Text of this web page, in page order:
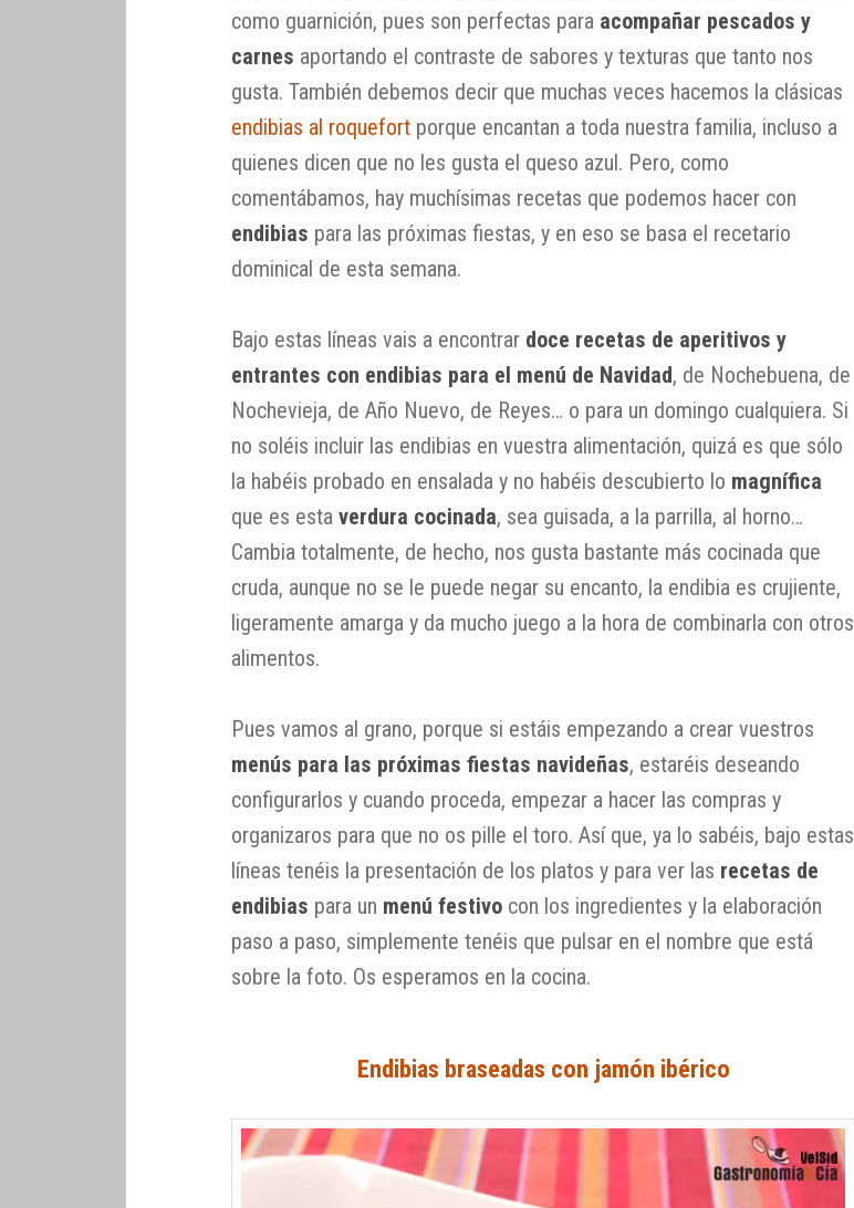
como guarnición, pues son perfectas para acompañar pescados y
carnes aportando el contraste de sabores y texturas que tanto nos
gusta. También debemos decir que muchas veces hacemos la clásicas
endibias al roquefort porque encantan a toda nuestra familia, incluso a
quienes dicen que no les gusta el queso azul. Pero, como
comentábamos, hay muchísimas recetas que podemos hacer con
endibias para las próximas fiestas, y en eso se basa el recetario
dominical de esta semana.
Bajo estas líneas vais a encontrar doce recetas de aperitivos y
entrantes con endibias para el menú de Navidad, de Nochebuena, de
Nochevieja, de Año Nuevo, de Reyes… o para un domingo cualquiera. Si
no soléis incluir las endibias en vuestra alimentación, quizá es que sólo
la habéis probado en ensalada y no habéis descubierto lo magnífica
que es estaverdura cocinada, sea guisada, a la parrilla, al horno…
Cambia totalmente, de hecho, nos gusta bastante más cocinada que
cruda, aunque no se le puede negar su encanto, la endibia es crujiente,
ligeramente amarga y da mucho juego a la hora de combinarla con otros
alimentos.
Pues vamos al grano, porque si estáis empezando a crear vuestros
menús para las próximas fiestas navideñas, estaréis deseando
configurarlos y cuando proceda, empezar a hacer las compras y
organizaros para que no os pille el toro. Así que, ya lo sabéis, bajo estas
líneas tenéis la presentación de los platos y para ver las recetas de
endibias para un menú festivo con los ingredientes y la elaboración
paso a paso, simplemente tenéis que pulsar en el nombre que está
sobre la foto. Os esperamos en la cocina.
Endibias braseadas con jamón ibérico